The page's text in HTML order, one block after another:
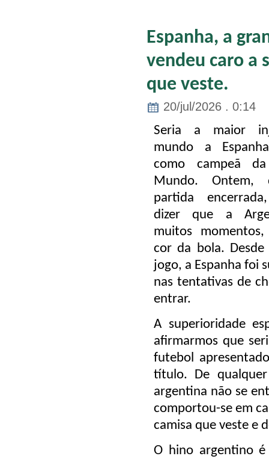
Espanha, a
vendeu caro a
que veste.
20/jul/2026 . 0:14
Seria a maior
mundo a
como campeã
Mundo. Ontem,
partida
dizer que a
muitos
cor da bola.
jogo, a Espanha foi
nas tentativas de
entrar.
A superioridade
afirmarmos que
futebol
título. De
argentina não se
comportou-se em
camisa que veste e
O hino argentino